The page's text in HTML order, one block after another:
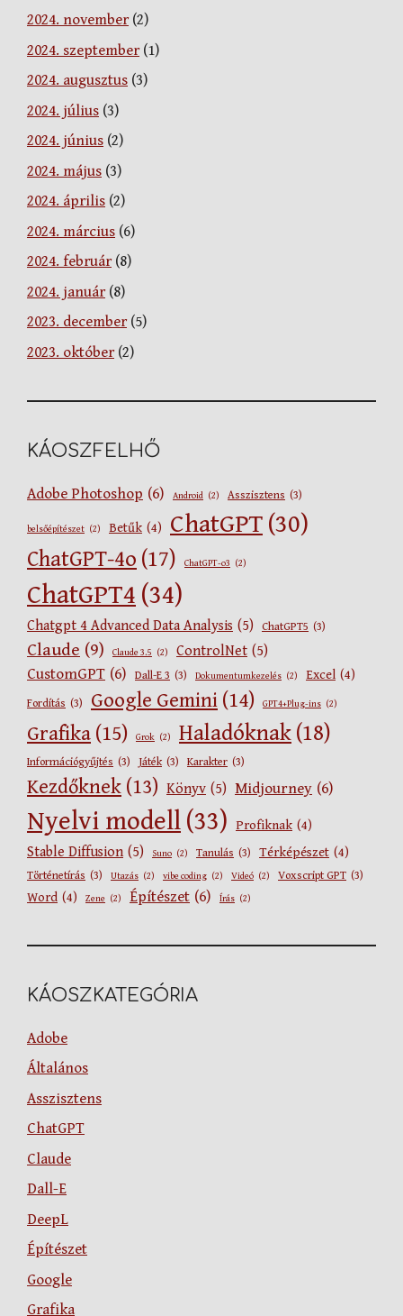
2024. november(2)
2024. szeptember(1)
2024. augusztus (3)
2024. július (3)
2024. június (2)
2024. május (3)
2024. április (2)
2024. március (6)
2024. február(8)
2024. január(8)
2023. december(5)
2023. október(2)
KÁOSZFELHŐ
Adobe Photoshop (6) Android (2) Asszisztens (3)
belsőépítészet (2) Betűk (4) ChatGPT (30)
ChatGPT-4o (17) ChatGPT-o3 (2)
ChatGPT4 (34)
Chatgpt 4 Advanced Data Analysis (5) ChatGPT5 (3)
Claude (9) Claude 3.5 (2) ControlNet (5)
CustomGPT (6) Dall-E 3 (3) Dokumentumkezelés (2) Excel (4)
Fordítás (3) Google Gemini (14) GPT4+Plug-ins (2)
Grafika (15) Grok (2) Haladóknak (18)
Információgyűjtés (3) Játék (3) Karakter (3)
Kezdőknek (13) Könyv (5) Midjourney (6)
Nyelvi modell (33) Profiknak (4)
Stable Diffusion (5) Suno (2) Tanulás (3) Térképészet (4)
Történetírás (3) Utazás (2) vibe coding (2) Videó (2) Voxscript GPT (3)
Word (4) Zene (2) Építészet (6) Írás (2)
KÁOSZKATEGÓRIA
Adobe
Általános
Asszisztens
ChatGPT
Claude
Dall-E
DeepL
Építészet
Google
Grafika